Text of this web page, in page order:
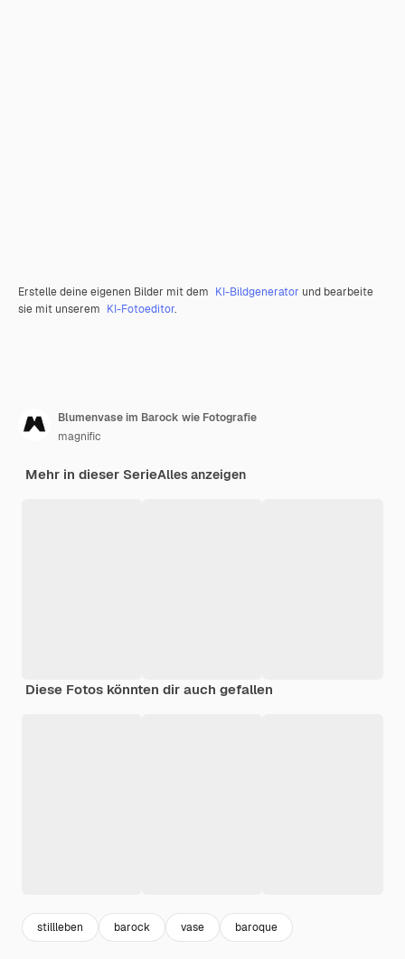
Erstelle deine eigenen Bilder mit dem KI-Bildgenerator und bearbeite
sie mit unserem KI-Fotoeditor.
Blumenvase im Barock wie Fotografie
magnific
Mehr in dieser SerieAlles anzeigen
Diese Fotos könnten dir auch gefallen
stillleben barock vase baroque